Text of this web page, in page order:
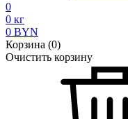
0
0 кг
0 BYN
Корзина (0)
Очистить корзину